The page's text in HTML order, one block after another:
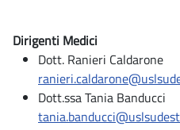
Dirigenti Medici
Dott. Ranieri Caldarone
Dott.ssa Tania Banducci